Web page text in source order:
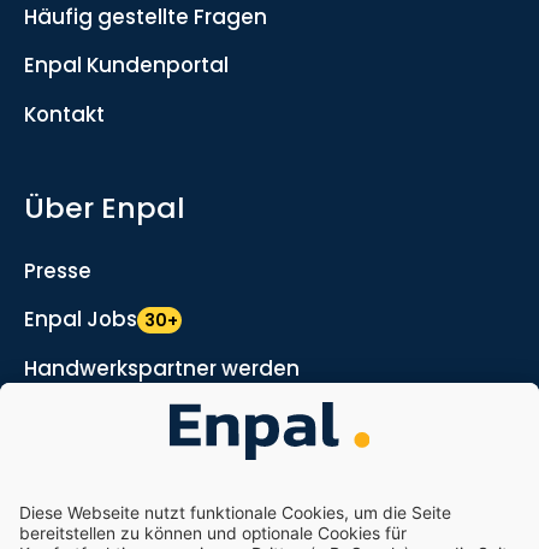
Häufig gestellte Fragen
Enpal Kundenportal
Kontakt
Über Enpal
Presse
Enpal Jobs 30+
Handwerkspartner werden
Marketing- und Vertriebspartner werden
Enpal.pro